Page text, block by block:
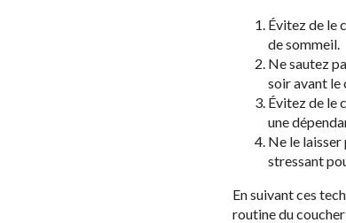
Évitez de le
de sommeil.
Ne sautez
soir avant le
Évitez de le
une
Ne le
stressant
En suivant ces
routine du